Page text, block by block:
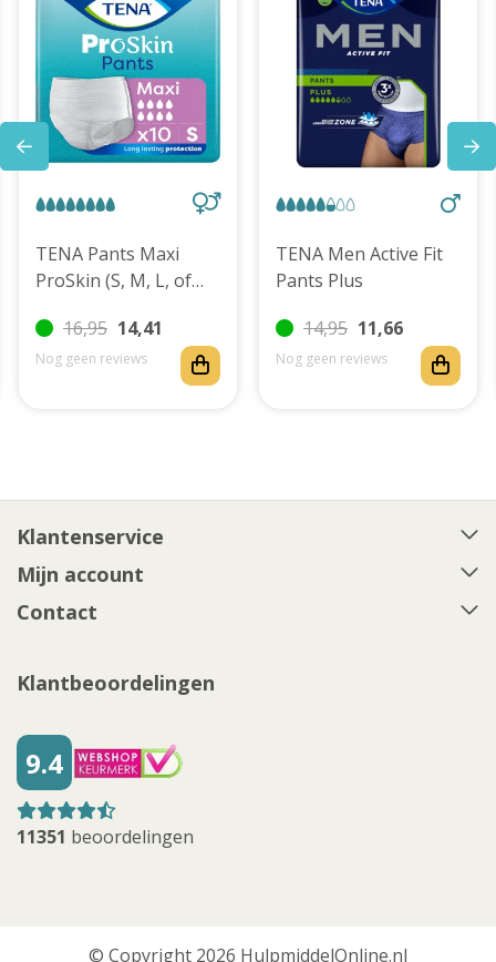
TENA Pants Maxi
ProSkin (S, M, L, of
16,95 14,41
Nog geen reviews
TENA Men Active Fit
Pants Plus
14,95 11,66
Nog geen reviews
Klantenservice
Mijn account
Contact
Klantbeoordelingen
9.4
11351 beoordelingen
© Copyright 2026 HulpmiddelOnline.nl